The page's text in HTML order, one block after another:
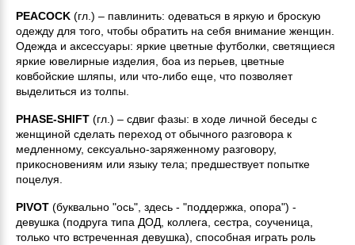
PEACOCK (гл.) – павлинить: одеваться в яркую и броскую
одежду для того, чтобы обратить на себя внимание женщин.
Одежда и аксессуары: яркие цветные футболки, светящиеся
яркие ювелирные изделия, боа из перьев, цветные
ковбойские шляпы, или что-либо еще, что позволяет
выделиться из толпы.
PHASE-SHIFT (гл.) – сдвиг фазы: в ходе личной беседы с
женщиной сделать переход от обычного разговора к
медленному, сексуально-заряженному разговору,
прикосновениям или языку тела; предшествует попытке
поцелуя.
PIVOT (буквально "ось", здесь - "поддержка, опора") -
девушка (подруга типа ДОД, коллега, сестра, соученица,
только что встреченная девушка), способная играть роль